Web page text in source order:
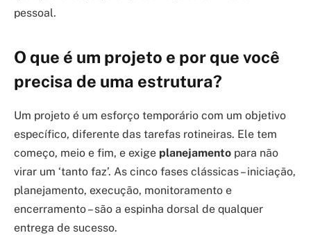
pessoal.
O que é um projeto e por que você
precisa de uma estrutura?
Um projeto é um esforço temporário com um objetivo
específico, diferente das tarefas rotineiras. Ele tem
começo, meio e fim, e exige planejamento para não
virar um ‘tanto faz’. As cinco fases clássicas – iniciação,
planejamento, execução, monitoramento e
encerramento – são a espinha dorsal de qualquer
entrega de sucesso.